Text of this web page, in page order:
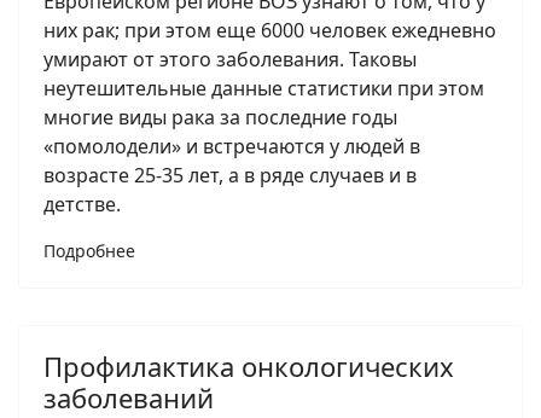
них рак; при этом еще 6000 человек ежедневно
умирают от этого заболевания. Таковы
неутешительные данные статистики при этом
многие виды рака за последние годы
«помолодели» и встречаются у людей в
возрасте 25-35 лет, а в ряде случаев и в
детстве.
Подробнее
Профилактика онкологических
заболеваний